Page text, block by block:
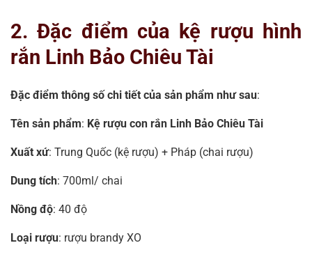
2. Đặc điểm của kệ rượu hình
rắn Linh Bảo Chiêu Tài
Đặc điểm thông số chi tiết của sản phẩm như sau:
Tên sản phẩm: Kệ rượu con rắn Linh Bảo Chiêu Tài
Xuất xứ: Trung Quốc (kệ rượu) + Pháp (chai rượu)
Dung tích: 700ml/ chai
Nồng độ: 40 độ
Loại rượu: rượu brandy XO